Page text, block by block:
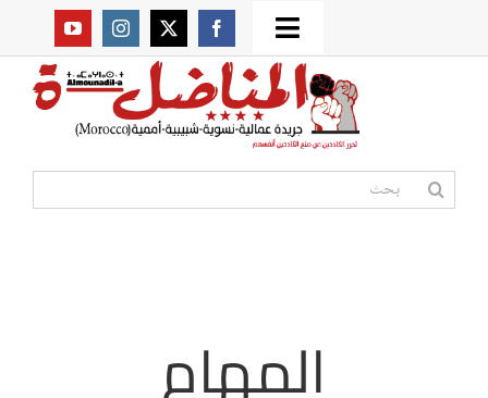
to
Toggle
Navigation
من نحن؟
البحث
المهام